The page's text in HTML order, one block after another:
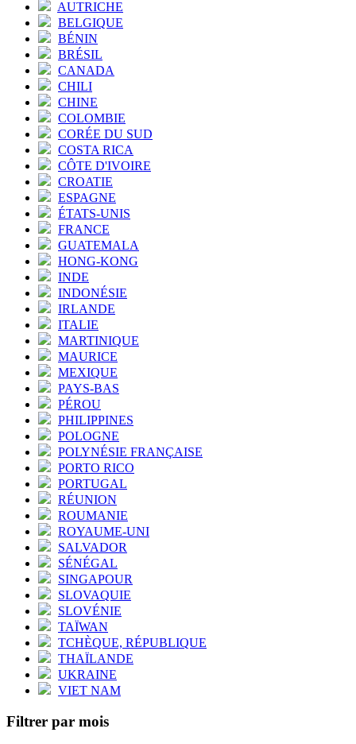
AUTRICHE
BELGIQUE
BÉNIN
BRÉSIL
CANADA
CHILI
CHINE
COLOMBIE
CORÉE DU SUD
COSTA RICA
CÔTE D'IVOIRE
CROATIE
ESPAGNE
ÉTATS-UNIS
FRANCE
GUATEMALA
HONG-KONG
INDE
INDONÉSIE
IRLANDE
ITALIE
MARTINIQUE
MAURICE
MEXIQUE
PAYS-BAS
PÉROU
PHILIPPINES
POLOGNE
POLYNÉSIE FRANÇAISE
PORTO RICO
PORTUGAL
RÉUNION
ROUMANIE
ROYAUME-UNI
SALVADOR
SÉNÉGAL
SINGAPOUR
SLOVAQUIE
SLOVÉNIE
TAÏWAN
TCHÈQUE, RÉPUBLIQUE
THAÏLANDE
UKRAINE
VIET NAM
Filtrer par mois